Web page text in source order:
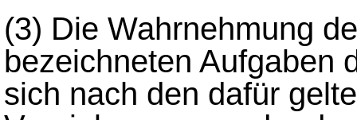
(3) Die Wahrnehmung
bezeichneten Aufgaben
sich nach den dafür